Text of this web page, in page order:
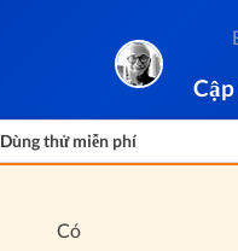
Dùng thử miễn phí
Có